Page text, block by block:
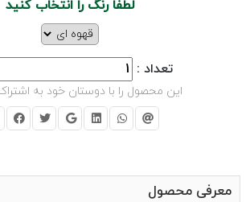
لطفا رنگ را انتخاب کنید
تعداد :
این محصول را با دوستان خود به
معرفی محصول